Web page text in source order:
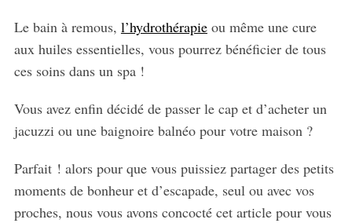
Le bain à remous, l’hydrothérapieou même une cure
aux huiles essentielles, vous pourrez bénéficier de tous
ces soins dans un spa !
Vous avez enfin décidé de passer le cap et d’acheter un
jacuzzi ou une baignoire balnéo pour votre maison ?
Parfait ! alors pour que vous puissiez partager des petits
moments de bonheur et d’escapade, seul ou avec vos
proches, nous vous avons concocté cet article pour vous